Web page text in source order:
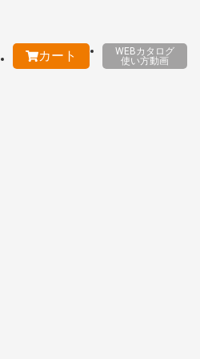
カート
WEBカタログ
使い方動画